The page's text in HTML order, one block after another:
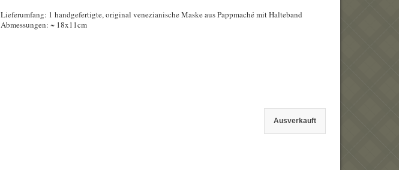
Lieferumfang: 1 handgefertigte, original venezianische Maske aus Pappmaché mit Halteband
Abmessungen: ~ 18x11cm
Ausverkauft